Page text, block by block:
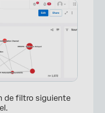
de filtro siguiente